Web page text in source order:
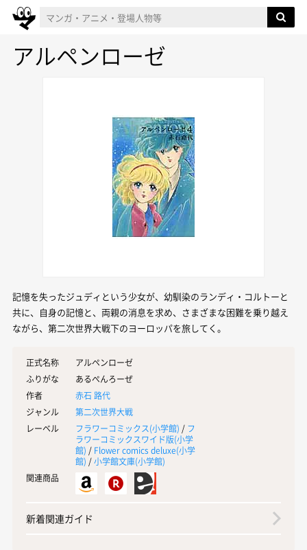
アルペンローゼ
記憶を失ったジュディという少女が、幼馴染のランディ・コルトーと
共に、自身の記憶と、両親の消息を求め、さまざまな困難を乗り越え
ながら、第二次世界大戦下のヨーロッパを旅してく。
正式名称
アルペンローゼ
ふりがな
あるぺんろーぜ
作者
赤石 路代
ジャンル
第二次世界大戦
レーベル
フラワーコミックス(小学館) / フ
ラワーコミックスワイド版(小学
館) / Flower comics deluxe(小学
館) /小学館文庫(小学館)
関連商品
新着関連ガイド